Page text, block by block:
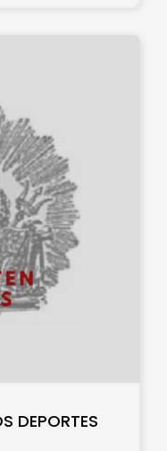
DEPORTES